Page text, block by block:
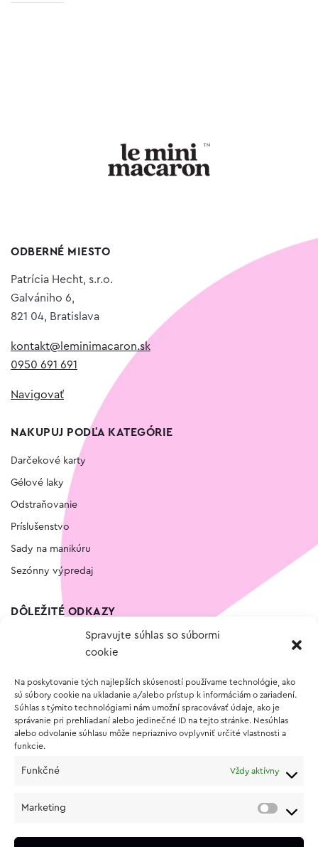
Spravujte súhlas so súbormi
cookie
Na poskytovanie tých najlepších skúseností používame technológie, ako
sú súbory cookie na ukladanie a/alebo prístup k informáciám o zariadení.
Súhlas s týmito technológiami nám umožní spracovávať údaje, ako je
správanie pri prehliadaní alebo jedinečné ID na tejto stránke. Nesúhlas
alebo odvolanie súhlasu môže nepriaznivo ovplyvniť určité vlastnosti a
funkcie.
Funkčné Vždy aktívny
Marketing
ODBERNÉ MIESTO
Patrícia Hecht, s.r.o.
Galvániho 6,
821 04, Bratislava
kontakt@leminimacaron.sk
0950 691 691
Navigovať
NAKUPUJ PODĽA KATEGÓRIE
Darčekové karty
Gélové laky
Odstraňovanie
Príslušenstvo
Sady na manikúru
Sezónny výpredaj
DÔLEŽITÉ ODKAZY
Vernostný program
O NÁKUPE
Vrátenie a reklamácia tovaru